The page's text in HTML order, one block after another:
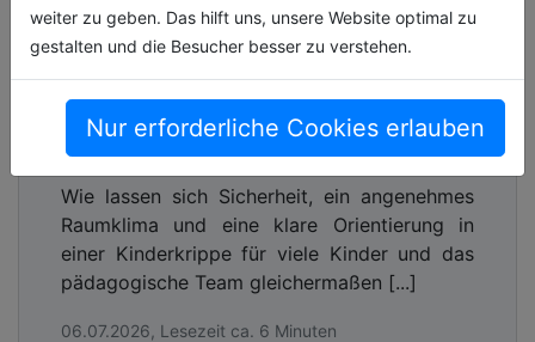
weiter zu geben. Das hilft uns, unsere Website optimal zu
gestalten und die Besucher besser zu verstehen.
Nur erforderliche Cookies erlauben
Gebäudesteuerung in einer
städtischen Kinderkrippe in
Eschenbach (Oberpfalz)
Wie lassen sich Sicherheit, ein angenehmes
Raumklima und eine klare Orientierung in
einer Kinderkrippe für viele Kinder und das
pädagogische Team gleichermaßen [...]
06.07.2026, Lesezeit ca. 6 Minuten